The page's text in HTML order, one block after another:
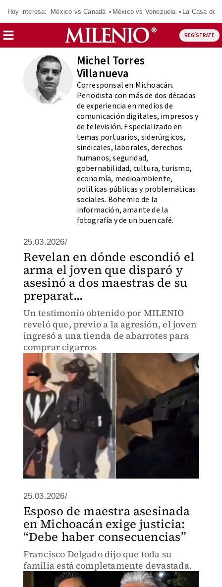
Hoy interesa: México vs Canadá México vs Venezuela La Casa de
REGÍSTRATE
Michel Torres
Villanueva
Corresponsal en Michoacán.
Periodista con más de dos décadas
de experiencia en medios de
comunicación digitales, impresos y
de televisión. Especializado en
temas portuarios, siderúrgicos,
sindicales, laborales, derechos
humanos, seguridad,
gobernabilidad, cultura, turismo,
economía, medioambiente,
políticas públicas y problemáticas
sociales. Bohemio de la
información, amante de la
fotografía y de un buen café.
25.03.2026/
Revelan en dónde escondió el
arma el joven que disparó y
asesinó a dos maestras de su
preparat...
Un testimonio obtenido por MILENIO
reveló que, previo a la agresión, el joven
ingresó a una tienda de abarrotes para
comprar cigarros
25.03.2026/
Esposo de maestra asesinada
en Michoacán exige justicia:
“Debe haber consecuencias”
Francisco Delgado dijo que toda su
familia está completamente devastada.